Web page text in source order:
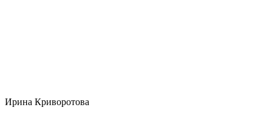
Ирина Криворотова